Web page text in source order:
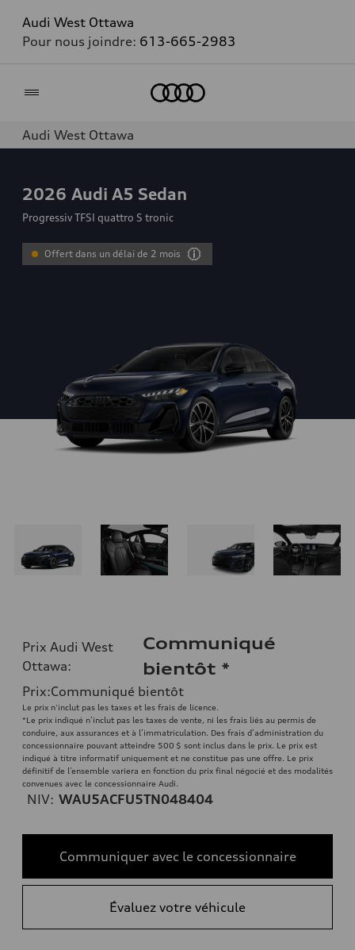
Audi West Ottawa
Pour nous joindre: 613-665-2983
Audi West Ottawa
2026 Audi A5 Sedan
Progressiv TFSI quattro S tronic
Offert dans un délai de 2 mois
Prix Audi West
Ottawa:
Communiqué
bientôt *
Prix:Communiqué bientôt
Le prix n'inclut pas les taxes et les frais de licence.
*Le prix indiqué n’inclut pas les taxes de vente, ni les frais liés au permis de
conduire, aux assurances et à l’immatriculation. Des frais d’administration du
concessionnaire pouvant atteindre 500 $ sont inclus dans le prix. Le prix est
indiqué à titre informatif uniquement et ne constitue pas une offre. Le prix
définitif de l’ensemble variera en fonction du prix final négocié et des modalités
convenues avec le concessionnaire Audi.
NIV: WAU5ACFU5TN048404
Communiquer avec le concessionnaire
Évaluez votre véhicule